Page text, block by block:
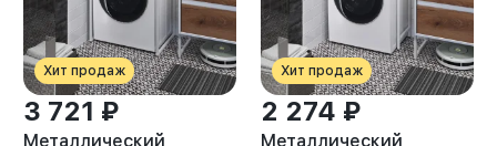
Хит продаж
3 721 ₽
Металлический
Хит продаж
2 274 ₽
Металлический